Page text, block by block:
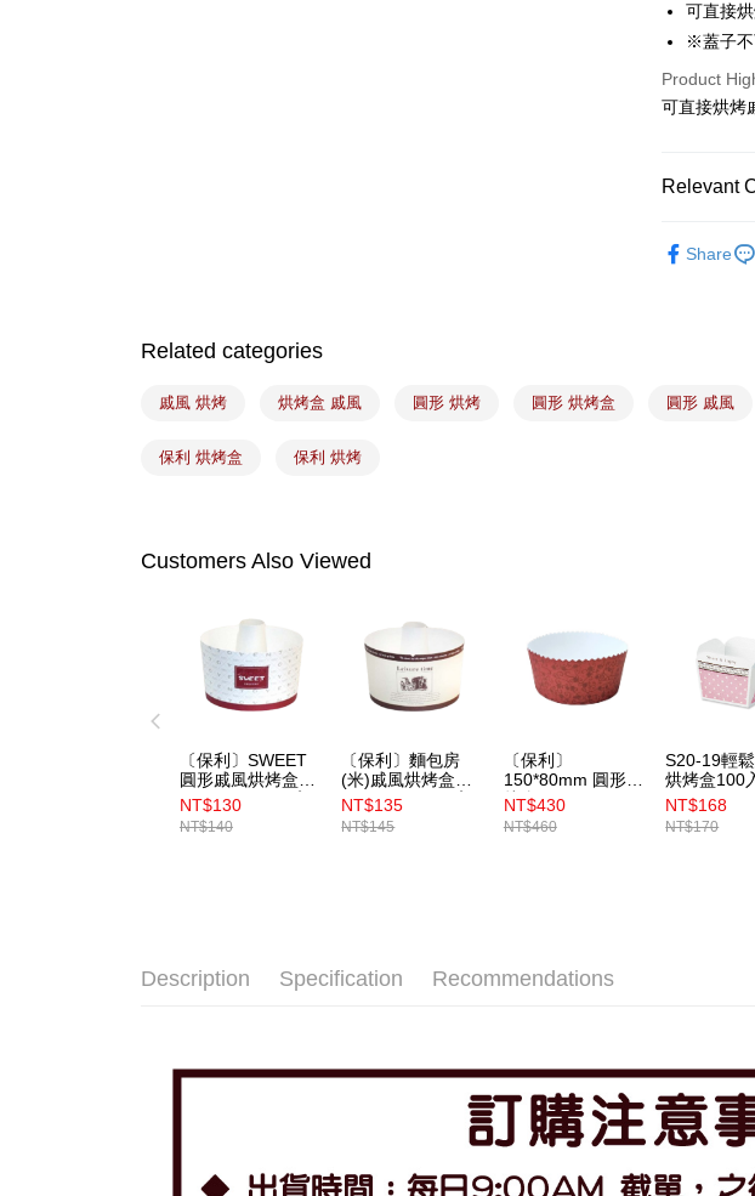
Plus Pay
ATM
7-11取貨
常溫宅配-(
可直接
※蓋子
Product
可直接烘烤
Relevant
Share
Related categories
戚風 烘烤 烘烤盒 戚風 圓形 烘烤 圓形 烘烤盒 圓形 戚風
保利 烘烤盒 保利 烘烤
Customers Also Viewed
〔保利〕SWEET
圓形戚風烘烤盒
（BP6435）10入
NT$130
NT$140
〔保利〕麵包房
(米)戚風烘烤盒
（BP6434）10入
NT$135
NT$145
〔保利〕
150*80mm 圓形烘
烤盒（6463）50
入
NT$430
NT$460
S20-19輕
烘烤盒100
NT$168
NT$170
Description Specification Recommendations